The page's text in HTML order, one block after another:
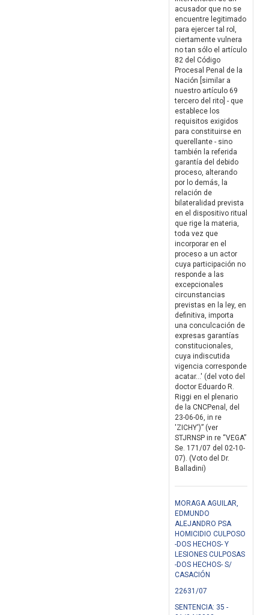
acusador que no se
encuentre legitimado
para ejercer tal rol,
ciertamente vulnera
no tan sólo el artículo
82 del Código
Procesal Penal de la
Nación [similar a
nuestro artículo 69
tercero del rito] - que
establece los
requisitos exigidos
para constituirse en
querellante - sino
también la referida
garantía del debido
proceso, alterando
por lo demás, la
relación de
bilateralidad prevista
en el dispositivo ritual
que rige la materia,
toda vez que
incorporar en el
proceso a un actor
cuya participación no
responde a las
excepcionales
circunstancias
previstas en la ley, en
definitiva, importa
una conculcación de
expresas garantías
constitucionales,
cuya indiscutida
vigencia corresponde
acatar...' (del voto del
doctor Eduardo R.
Riggi en el plenario
de la CNCPenal, del
23-06-06, in re
'ZICHY')” (ver
STJRNSP in re “VEGA”
Se. 171/07 del 02-10-
07). (Voto del Dr.
Balladini)
MORAGA AGUILAR,
EDMUNDO
ALEJANDRO PSA
HOMICIDIO CULPOSO
-DOS HECHOS- Y
LESIONES CULPOSAS
-DOS HECHOS- S/
CASACIÓN
22631/07
SENTENCIA: 35 -